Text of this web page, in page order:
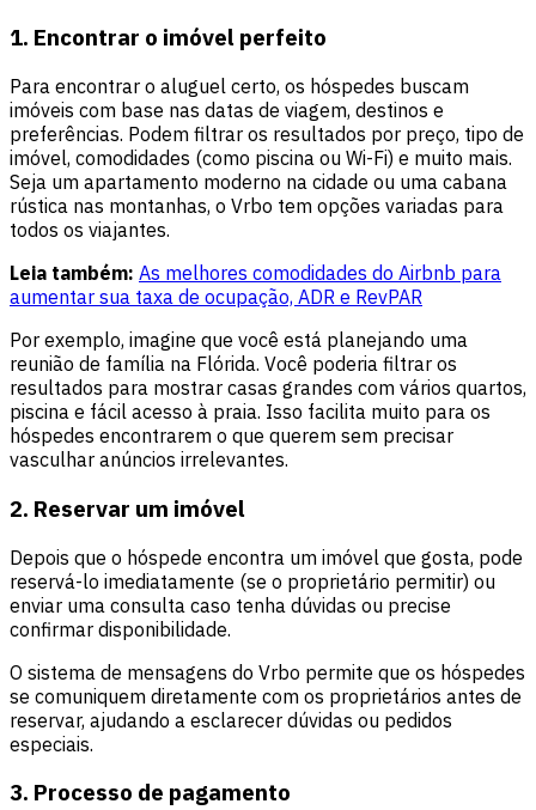
1. Encontrar o imóvel perfeito
Para encontrar o aluguel certo, os hóspedes buscam
imóveis com base nas datas de viagem, destinos e
preferências. Podem filtrar os resultados por preço, tipo de
imóvel, comodidades (como piscina ou Wi-Fi) e muito mais.
Seja um apartamento moderno na cidade ou uma cabana
rústica nas montanhas, o Vrbo tem opções variadas para
todos os viajantes.
Leia também: As melhores comodidades do Airbnb para
aumentar sua taxa de ocupação, ADR e RevPAR
Por exemplo, imagine que você está planejando uma
reunião de família na Flórida. Você poderia filtrar os
resultados para mostrar casas grandes com vários quartos,
piscina e fácil acesso à praia. Isso facilita muito para os
hóspedes encontrarem o que querem sem precisar
vasculhar anúncios irrelevantes.
2. Reservar um imóvel
Depois que o hóspede encontra um imóvel que gosta, pode
reservá-lo imediatamente (se o proprietário permitir) ou
enviar uma consulta caso tenha dúvidas ou precise
confirmar disponibilidade.
O sistema de mensagens do Vrbo permite que os hóspedes
se comuniquem diretamente com os proprietários antes de
reservar, ajudando a esclarecer dúvidas ou pedidos
especiais.
3. Processo de pagamento